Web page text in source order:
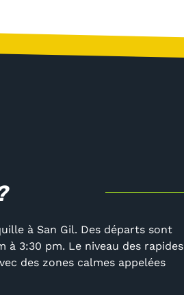
à San Gil. Des départs sont
à 3:30 pm. Le niveau des rapides
des zones calmes appelées